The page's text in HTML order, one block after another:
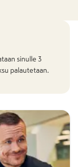
sinulle 3
palautetaan.